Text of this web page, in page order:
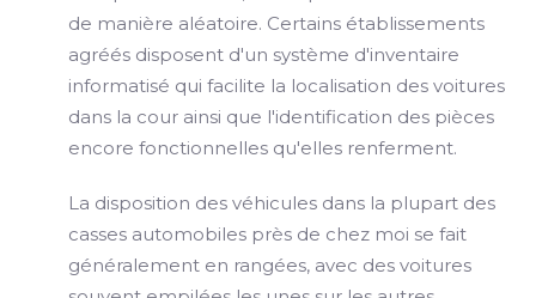
de manière aléatoire. Certains établissements
agréés disposent d'un système d'inventaire
informatisé qui facilite la localisation des voitures
dans la cour ainsi que l'identification des pièces
encore fonctionnelles qu'elles renferment.
La disposition des véhicules dans la plupart des
casses automobiles près de chez moi se fait
généralement en rangées, avec des voitures